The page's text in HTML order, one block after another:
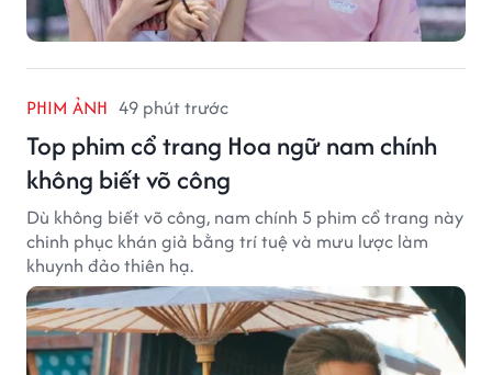
PHIM ẢNH 49 phút trước
Top phim cổ trang Hoa ngữ nam chính
không biết võ công
Dù không biết võ công, nam chính 5 phim cổ trang này
chinh phục khán giả bằng trí tuệ và mưu lược làm
khuynh đảo thiên hạ.